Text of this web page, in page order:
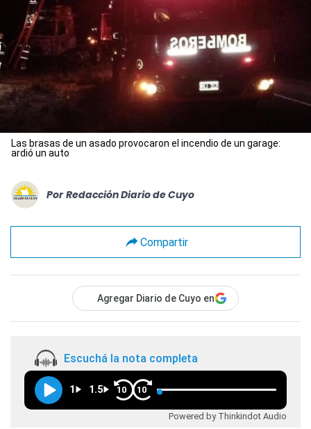
Las brasas de un asado provocaron el incendio de un garage:
ardió un auto
Por Redacción Diario de Cuyo
Compartir
Agregar Diario de Cuyo en
Escuchá la nota completa
1 1.5 10 10
Powered by Thinkindot Audio